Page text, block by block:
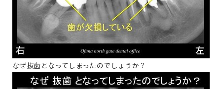
なぜ抜歯となってしまったのでしょうか？